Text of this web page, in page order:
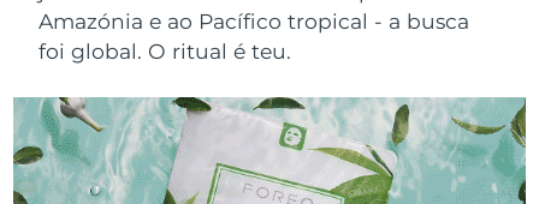
Amazónia e ao Pacífico tropical - a busca
foi global. O ritual é teu.
Massage, LED heating
LUNA™ 4 Men
For men, anti-aging massage
Microcurrent toning on-the-go
BEAR™ 2 eyes & lips
Microcurrent line smoothing device
Deep facial hydration
UFO™ 3 LED
Near-infrared and red light therapy
device
Hybrid silicone sonic toothbrush
issa™ 4 plus
Smart hybrid silicone sonic toothbrush
TRATAMENTO ANTIENVELHECIMENTO
FAQ™
Antienvelhecimento Tratamentos LED
NEW
Brunei Entrega prevista
Bulgária
Canadá Entrega prevista8/13/26
Chile Entrega prevista 8/13/26